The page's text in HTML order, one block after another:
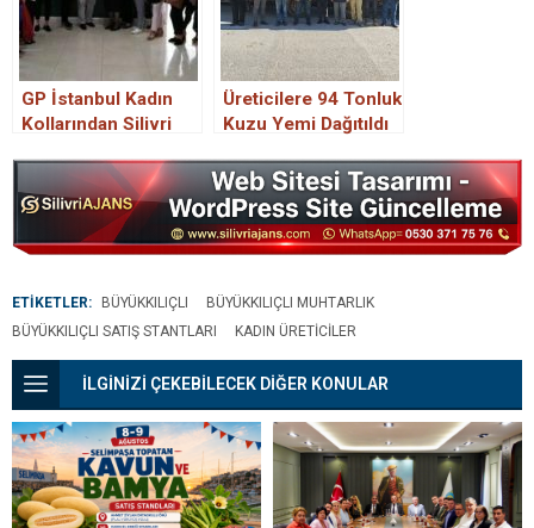
GP İstanbul Kadın
Kollarından Silivri
ziyaret
Üreticilere 94 Tonluk
Kuzu Yemi Dağıtıldı
ETİKETLER: BÜYÜKKILIÇLI
BÜYÜKKILIÇLI MUHTARLIK
BÜYÜKKILIÇLI SATIŞ STANTLARI
KADIN ÜRETICILER
İLGİNİZİ ÇEKEBİLECEK DİĞER KONULAR